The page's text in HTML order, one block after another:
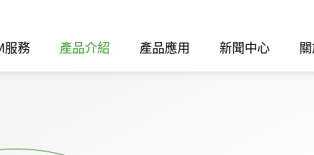
服務 產品介紹 產品應用 新聞中心